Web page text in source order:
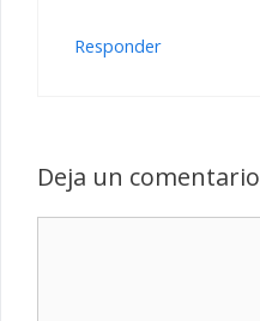
Responder
Deja un comentario